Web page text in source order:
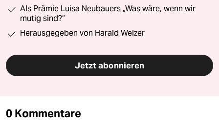
Als Prämie Luisa Neubauers „Was wäre, wenn wir
mutig sind?“
Herausgegeben von Harald Welzer
Jetzt abonnieren
0 Kommentare